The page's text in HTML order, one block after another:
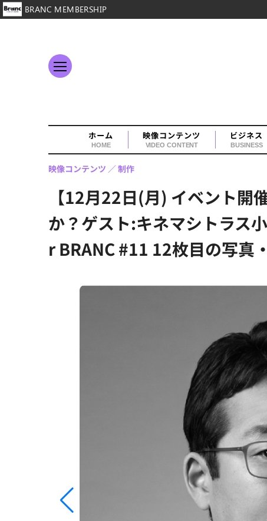
ホーム
HOME
映像コンテンツ
VIDEO CONTENT
ビジネス
BUSINESS
【12月22日(月) イベント開
か？ゲスト:キネマシトラス
r BRANC #11 12枚目の写真
映像コンテンツ 制作
BRANC MEMBERSHIP